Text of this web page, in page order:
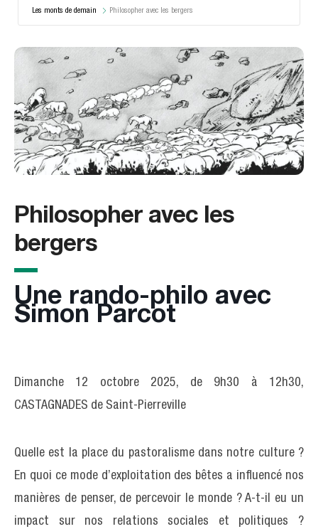
Les monts de demain Philosopher avec les bergers
Philosopher avec les
bergers
Une rando-philo avec
Simon Parcot
Dimanche 12 octobre 2025, de 9h30 à 12h30,
CASTAGNADES de Saint-Pierreville
Quelle est la place du pastoralisme dans notre culture ?
En quoi ce mode d’exploitation des bêtes a influencé nos
manières de penser, de percevoir le monde ? A-t-il eu un
impact sur nos relations sociales et politiques ?